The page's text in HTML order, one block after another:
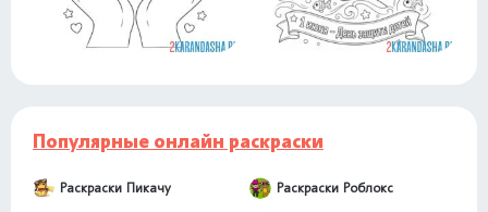
Популярные онлайн раскраски
Раскраски Пикачу Раскраски Роблокс